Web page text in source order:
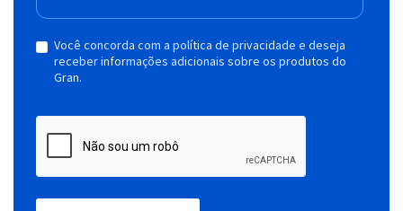
Você concorda com a política de privacidade e deseja
receber informações adicionais sobre os produtos do
Gran.